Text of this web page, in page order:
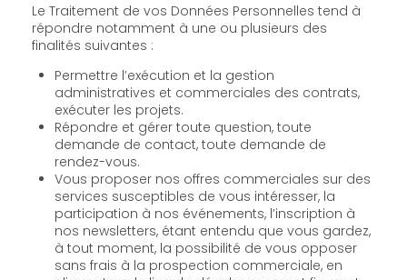
Le Traitement de vos Données Personnelles tend à
répondre notamment à une ou plusieurs des
finalités suivantes :
Permettre l’exécution et la gestion
administratives et commerciales des contrats,
exécuter les projets.
Répondre et gérer toute question, toute
demande de contact, toute demande de
rendez-vous.
Vous proposer nos offres commerciales sur des
services susceptibles de vous intéresser, la
participation à nos événements, l’inscription à
nos newsletters, étant entendu que vous gardez,
à tout moment, la possibilité de vous opposer
sans frais à la prospection commerciale, en